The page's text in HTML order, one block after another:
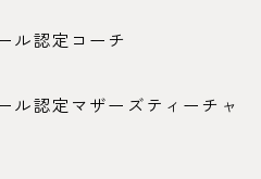
ル認定コーチ
ル認定マザーズティーチャ